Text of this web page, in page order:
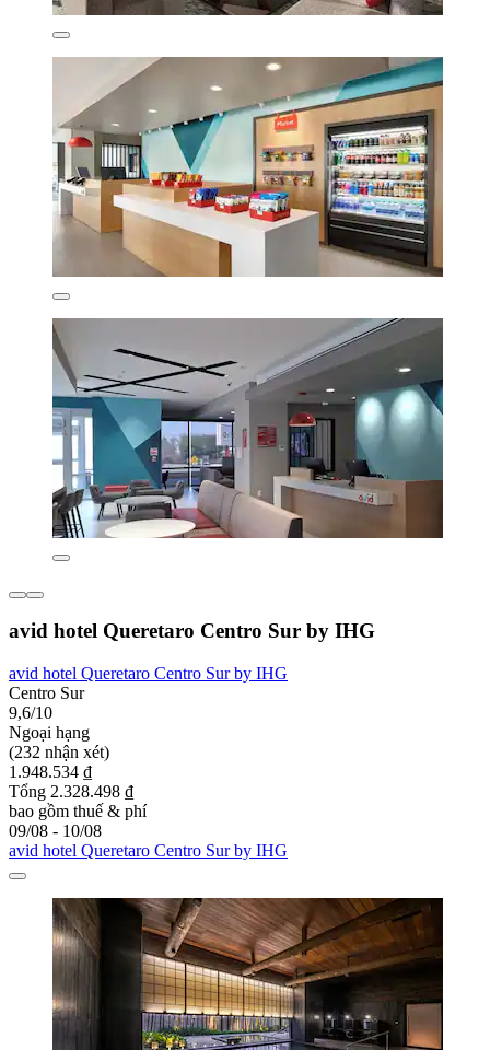
avid hotel Queretaro Centro Sur by IHG
avid hotel Queretaro Centro Sur by IHG
Centro Sur
9,6/10
Ngoại hạng
(232 nhận xét)
1.948.534 ₫
Tổng 2.328.498 ₫
bao gồm thuế & phí
09/08 - 10/08
avid hotel Queretaro Centro Sur by IHG